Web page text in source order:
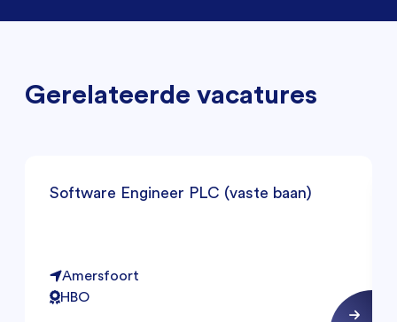
Gerelateerde vacatures
Software Engineer PLC (vaste baan)
Amersfoort
HBO